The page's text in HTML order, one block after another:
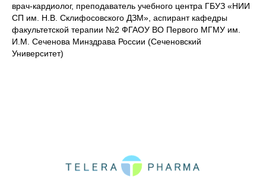
врач-кардиолог, преподаватель учебного центра ГБУЗ «НИИ
СП им. Н.В. Склифосовского ДЗМ», аспирант кафедры
факультетской терапии №2 ФГАОУ ВО Первого МГМУ им.
И.М. Сеченова Минздрава России (Сеченовский
Университет)